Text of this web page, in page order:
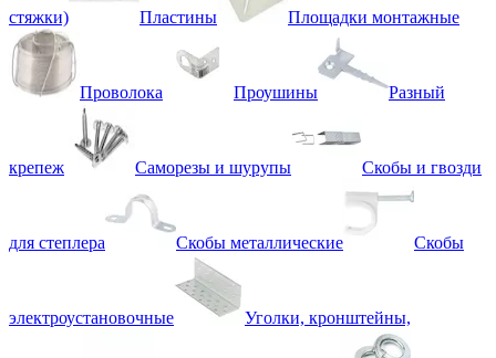
стяжки) Пластины Площадки монтажные
Проволока Проушины Разный
крепеж Саморезы и шурупы Скобы и гвозди
для степлера Скобы металлические Скобы
электроустановочные Уголки, кронштейны,